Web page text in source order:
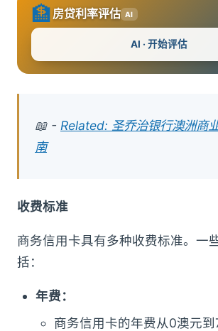
🏦 房贷利率评估 AI
AI · 开始评估
📖 - Related: 圣乔治银行澳洲商
南
收费标准
商务信用卡具有多种收费标准。一
括：
年费：
商务信用卡的年费从0澳元